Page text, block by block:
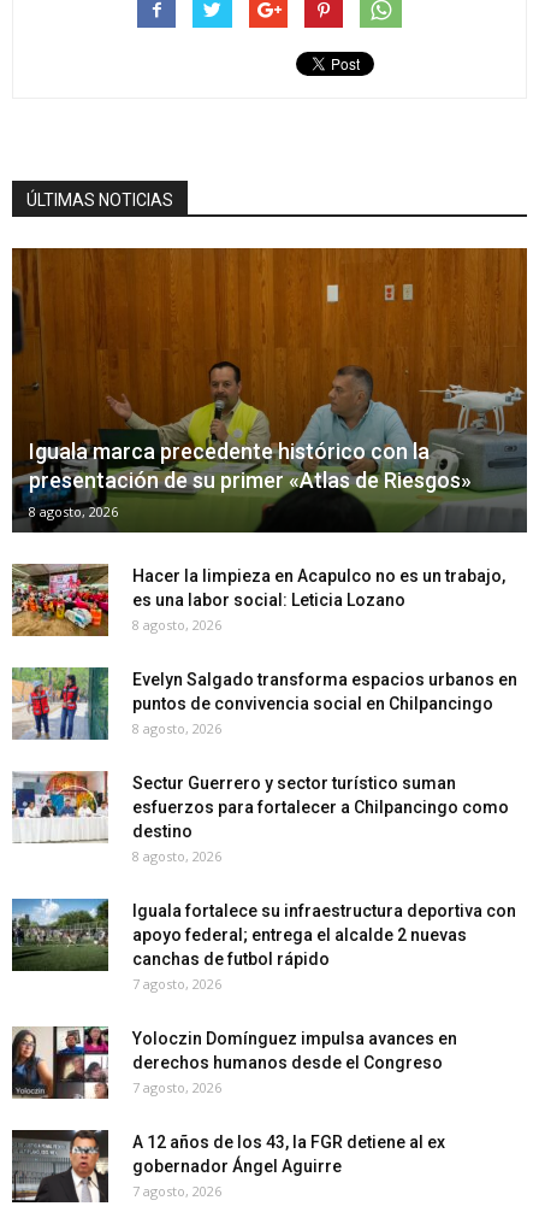
ÚLTIMAS NOTICIAS
Iguala marca precedente histórico con la
presentación de su primer «Atlas de Riesgos»
8 agosto, 2026
Hacer la limpieza en Acapulco no es un trabajo,
es una labor social: Leticia Lozano
8 agosto, 2026
Evelyn Salgado transforma espacios urbanos en
puntos de convivencia social en Chilpancingo
8 agosto, 2026
Sectur Guerrero y sector turístico suman
esfuerzos para fortalecer a Chilpancingo como
destino
8 agosto, 2026
Iguala fortalece su infraestructura deportiva con
apoyo federal; entrega el alcalde 2 nuevas
canchas de futbol rápido
7 agosto, 2026
Yoloczin Domínguez impulsa avances en
derechos humanos desde el Congreso
7 agosto, 2026
A 12 años de los 43, la FGR detiene al ex
gobernador Ángel Aguirre
7 agosto, 2026